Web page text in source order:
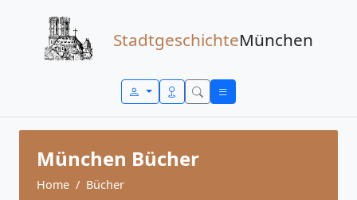
StadtgeschichteMünchen
München Bücher
Home Bücher